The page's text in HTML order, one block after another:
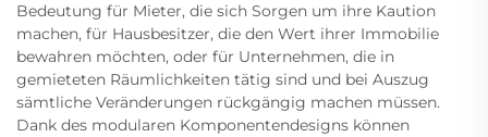
Bedeutung für Mieter, die sich Sorgen um ihre Kaution
machen, für Hausbesitzer, die den Wert ihrer Immobilie
bewahren möchten, oder für Unternehmen, die in
gemieteten Räumlichkeiten tätig sind und bei Auszug
sämtliche Veränderungen rückgängig machen müssen.
Dank des modularen Komponentendesigns können